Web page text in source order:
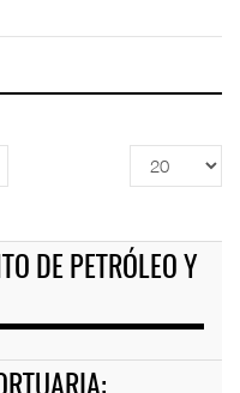
Cantidad
a
DE PETRÓLEO Y